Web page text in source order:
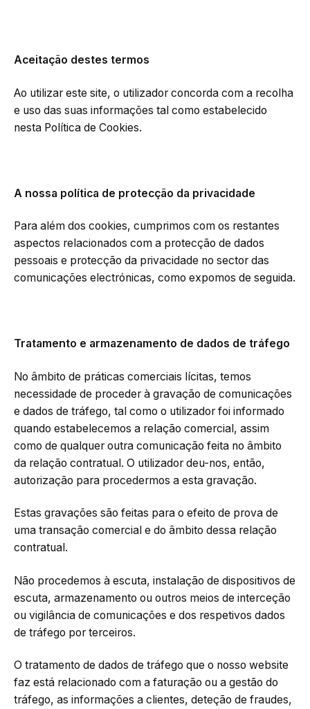
Aceitação destes termos
Ao utilizar este site, o utilizador concorda com a recolha
e uso das suas informações tal como estabelecido
nesta Política de Cookies.
A nossa política de protecção da privacidade
Para além dos cookies, cumprimos com os restantes
aspectos relacionados com a protecção de dados
pessoais e protecção da privacidade no sector das
comunicações electrónicas, como expomos de seguida.
Tratamento e armazenamento de dados de tráfego
No âmbito de práticas comerciais lícitas, temos
necessidade de proceder à gravação de comunicações
e dados de tráfego, tal como o utilizador foi informado
quando estabelecemos a relação comercial, assim
como de qualquer outra comunicação feita no âmbito
da relação contratual. O utilizador deu-nos, então,
autorização para procedermos a esta gravação.
Estas gravações são feitas para o efeito de prova de
uma transação comercial e do âmbito dessa relação
contratual.
Não procedemos à escuta, instalação de dispositivos de
escuta, armazenamento ou outros meios de interceção
ou vigilância de comunicações e dos respetivos dados
de tráfego por terceiros.
O tratamento de dados de tráfego que o nosso website
faz está relacionado com a faturação ou a gestão do
tráfego, as informações a clientes, deteção de fraudes,